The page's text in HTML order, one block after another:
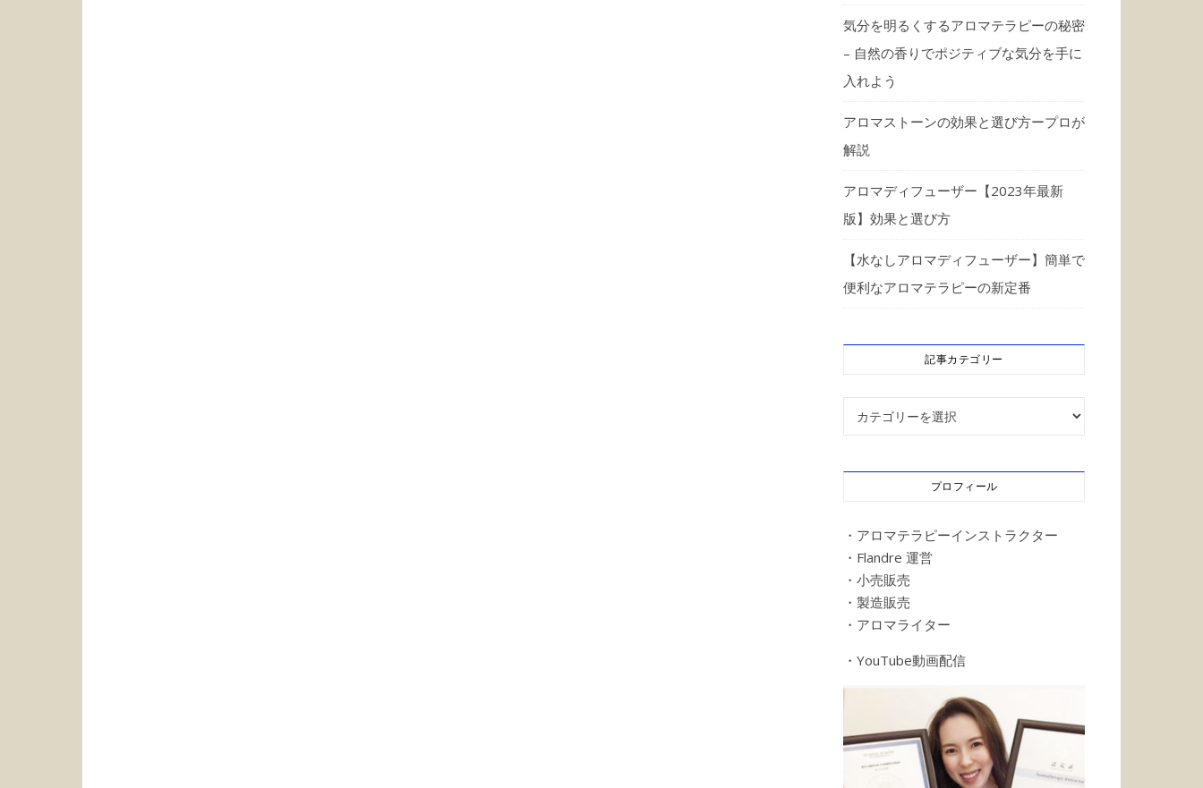
気分を明るくするアロマテラピーの秘密
– 自然の香りでポジティブな気分を手に
入れよう
アロマストーンの効果と選び方ープロが
解説
アロマディフューザー【2023年最新
版】効果と選び方
【水なしアロマディフューザー】簡単で
便利なアロマテラピーの新定番
記事カテゴリー
記事カテゴリー
プロフィール
・アロマテラピーインストラクター
・Flandre 運営
・小売販売
・製造販売
・アロマライター
・YouTube動画配信